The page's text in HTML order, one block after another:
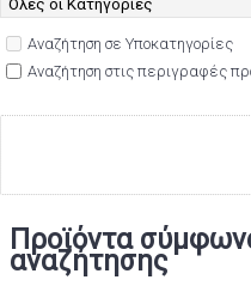
Αναζήτηση σε Υποκατηγορίες
Αναζήτηση στις περιγραφές
Προϊόντα
αναζήτησης